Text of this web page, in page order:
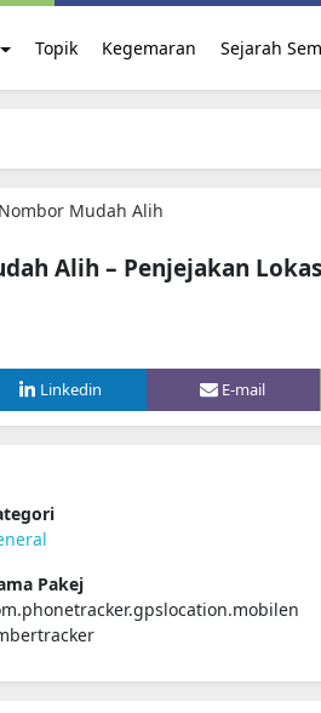
Topik Kegemaran Sejarah
Mudah Alih
Alih – Penjejakan
Linkedin E-mail
Pakej